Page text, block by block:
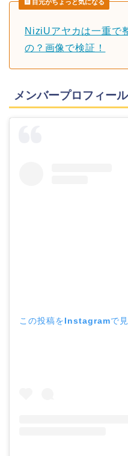
目元がちょっと気になる
NiziUアヤカは一重で
の？画像で検証！
メンバープロフィー
この投稿をInstagramで